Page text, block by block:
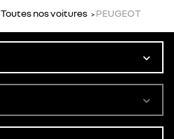
Toutes nos voitures PEUGEOT